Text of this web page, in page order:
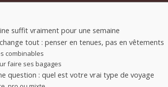
suffit vraiment pour une semaine
tout : penser en tenues, pas en vêtements
combinables
faire ses bagages
question : quel est votre vrai type de voyage